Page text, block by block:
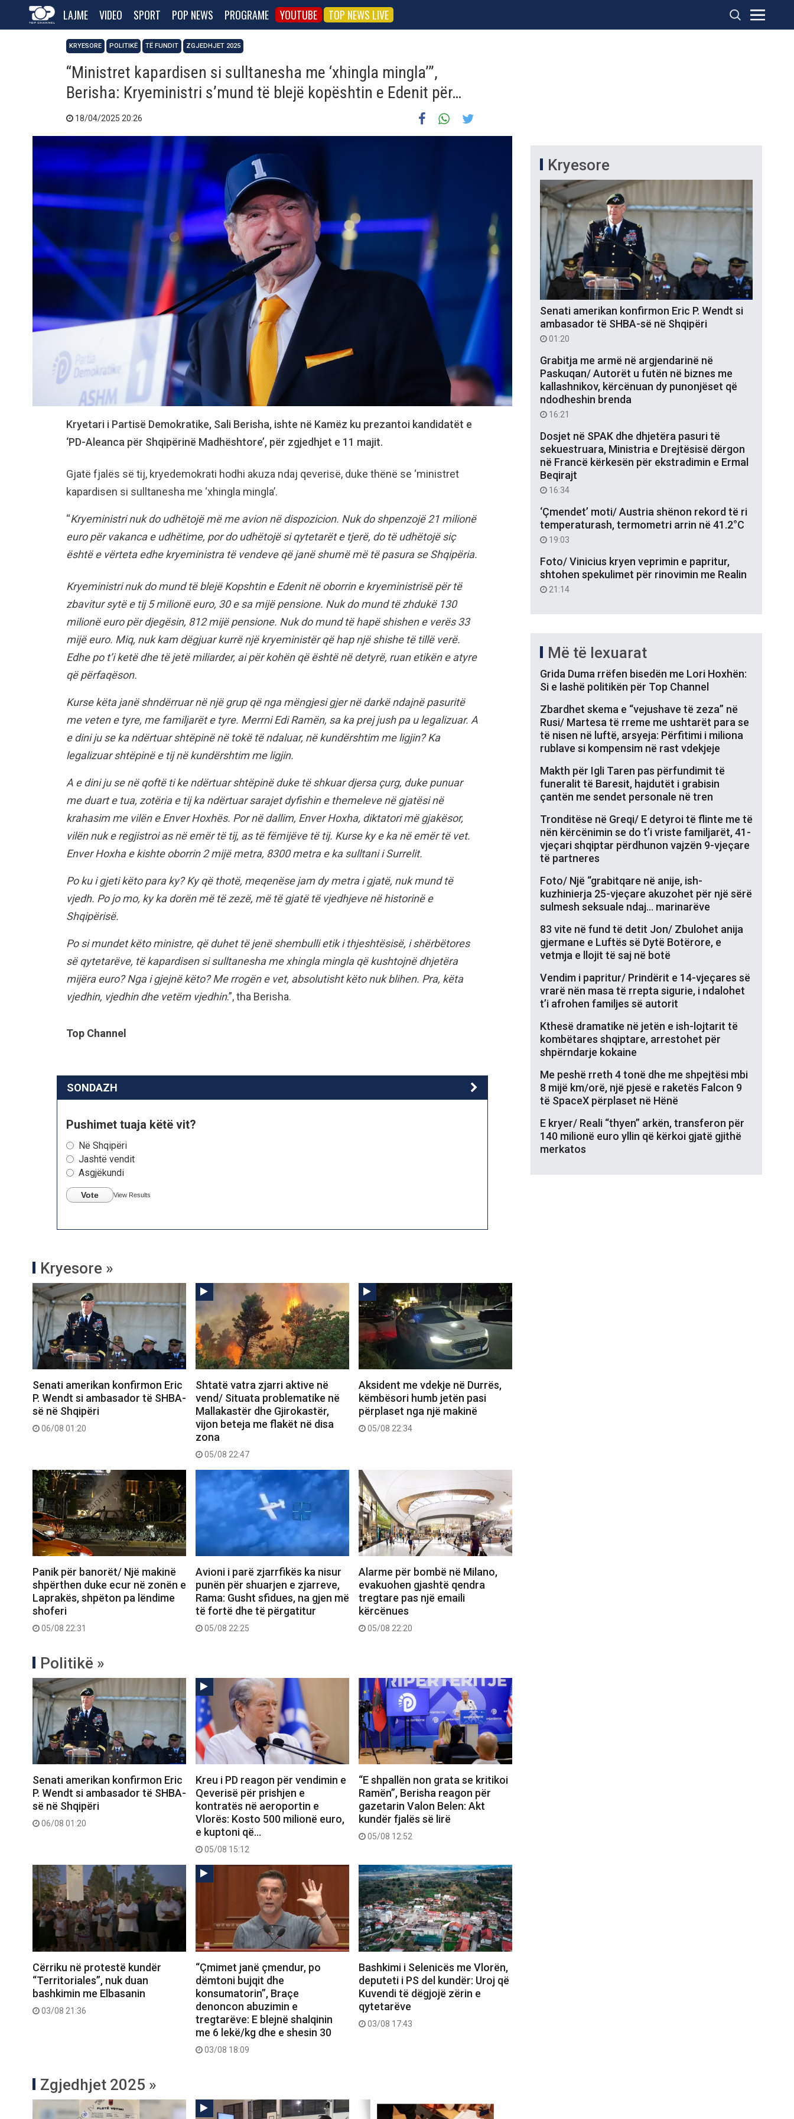
LAJME VIDEO SPORT POP NEWS PROGRAME YOUTUBE TOP NEWS LIVE
KRYESORE POLITIKË TË FUNDIT ZGJEDHJET 2025
“Ministret kapardisen si sulltanesha me ‘xhingla mingla’”,
Berisha: Kryeministri s’mund të blejë kopështin e Edenit për…
18/04/2025 20:26
Kryetari i Partisë Demokratike, Sali Berisha, ishte në Kamëz ku prezantoi kandidatët e
‘PD-Aleanca për Shqipërinë Madhështore’, për zgjedhjet e 11 majit.
Gjatë fjalës së tij, kryedemokrati hodhi akuza ndaj qeverisë, duke thënë se ‘ministret
kapardisen si sulltanesha me ‘xhingla mingla’.
“Kryeministri nuk do udhëtojë më me avion në dispozicion. Nuk do shpenzojë 21 milionë
euro për vakanca e udhëtime, por do udhëtojë si qytetarët e tjerë, do të udhëtojë siç
është e vërteta edhe kryeministra të vendeve që janë shumë më të pasura se Shqipëria.
Kryeministri nuk do mund të blejë Kopshtin e Edenit në oborrin e kryeministrisë për të
zbavitur sytë e tij 5 milionë euro, 30 e sa mijë pensione. Nuk do mund të zhdukë 130
milionë euro për djegësin, 812 mijë pensione. Nuk do mund të hapë shishen e verës 33
mijë euro. Miq, nuk kam dëgjuar kurrë një kryeministër që hap një shishe të tillë verë.
Edhe po t’i ketë dhe të jetë miliarder, ai për kohën që është në detyrë, ruan etikën e atyre
që përfaqëson.
Kurse këta janë shndërruar në një grup që nga mëngjesi gjer në darkë ndajnë pasuritë
me veten e tyre, me familjarët e tyre. Merrni Edi Ramën, sa ka prej jush pa u legalizuar. A
e dini ju se ka ndërtuar shtëpinë në tokë të ndaluar, në kundërshtim me ligjin? Ka
legalizuar shtëpinë e tij në kundërshtim me ligjin.
A e dini ju se në qoftë ti ke ndërtuar shtëpinë duke të shkuar djersa çurg, duke punuar
me duart e tua, zotëria e tij ka ndërtuar sarajet dyfishin e themeleve në gjatësi në
krahasim me vilën e Enver Hoxhës. Por në dallim, Enver Hoxha, diktatori më gjakësor,
vilën nuk e regjistroi as në emër të tij, as të fëmijëve të tij. Kurse ky e ka në emër të vet.
Enver Hoxha e kishte oborrin 2 mijë metra, 8300 metra e ka sulltani i Surrelit.
Po ku i gjeti këto para ky? Ky që thotë, meqenëse jam dy metra i gjatë, nuk mund të
vjedh. Po jo mo, ky ka dorën më të zezë, më të gjatë të vjedhjeve në historinë e
Shqipërisë.
Po si mundet këto ministre, që duhet të jenë shembulli etik i thjeshtësisë, i shërbëtores
së qytetarëve, të kapardisen si sulltanesha me xhingla mingla që kushtojnë dhjetëra
mijëra euro? Nga i gjejnë këto? Me rrogën e vet, absolutisht këto nuk blihen. Pra, këta
vjedhin, vjedhin dhe vetëm vjedhin.”, tha Berisha.
Top Channel
SONDAZH
Pushimet tuaja këtë vit?
Në Shqipëri
Jashtë vendit
Asgjëkundi
Vote View Results
Kryesore »
Senati amerikan konfirmon Eric
P. Wendt si ambasador të SHBA-
së në Shqipëri
06/08 01:20
Shtatë vatra zjarri aktive në
vend/ Situata problematike në
Mallakastër dhe Gjirokastër,
vijon beteja me flakët në disa
zona
05/08 22:47
Aksident me vdekje në Durrës,
këmbësori humb jetën pasi
përplaset nga një makinë
05/08 22:34
Panik për banorët/ Një makinë
shpërthen duke ecur në zonën e
Laprakës, shpëton pa lëndime
shoferi
05/08 22:31
Avioni i parë zjarrfikës ka nisur
punën për shuarjen e zjarreve,
Rama: Gusht sfidues, na gjen më
të fortë dhe të përgatitur
05/08 22:25
Alarme për bombë në Milano,
evakuohen gjashtë qendra
tregtare pas një emaili
kërcënues
05/08 22:20
Politikë »
Senati amerikan konfirmon Eric
P. Wendt si ambasador të SHBA-
së në Shqipëri
06/08 01:20
Kreu i PD reagon për vendimin e
Qeverisë për prishjen e
kontratës në aeroportin e
Vlorës: Kosto 500 milionë euro,
e kuptoni që…
05/08 15:12
“E shpallën non grata se kritikoi
Ramën”, Berisha reagon për
gazetarin Valon Belen: Akt
kundër fjalës së lirë
05/08 12:52
Cërriku në protestë kundër
“Territoriales”, nuk duan
bashkimin me Elbasanin
03/08 21:36
“Çmimet janë çmendur, po
dëmtoni bujqit dhe
konsumatorin”, Braçe
denoncon abuzimin e
tregtarëve: E blejnë shalqinin
me 6 lekë/kg dhe e shesin 30
03/08 18:09
Bashkimi i Selenicës me Vlorën,
deputeti i PS del kundër: Uroj që
Kuvendi të dëgjojë zërin e
qytetarëve
03/08 17:43
Zgjedhjet 2025 »
Kryesore
Senati amerikan konfirmon Eric P. Wendt si
ambasador të SHBA-së në Shqipëri
01:20
Grabitja me armë në argjendarinë në
Paskuqan/ Autorët u futën në biznes me
kallashnikov, kërcënuan dy punonjëset që
ndodheshin brenda
16:21
Dosjet në SPAK dhe dhjetëra pasuri të
sekuestruara, Ministria e Drejtësisë dërgon
në Francë kërkesën për ekstradimin e Ermal
Beqirajt
16:34
‘Çmendet’ moti/ Austria shënon rekord të ri
temperaturash, termometri arrin në 41.2°C
19:03
Foto/ Vinicius kryen veprimin e papritur,
shtohen spekulimet për rinovimin me Realin
21:14
Më të lexuarat
Grida Duma rrëfen bisedën me Lori Hoxhën:
Si e lashë politikën për Top Channel
Zbardhet skema e “vejushave të zeza” në
Rusi/ Martesa të rreme me ushtarët para se
të nisen në luftë, arsyeja: Përfitimi i miliona
rublave si kompensim në rast vdekjeje
Makth për Igli Taren pas përfundimit të
funeralit të Baresit, hajdutët i grabisin
çantën me sendet personale në tren
Tronditëse në Greqi/ E detyroi të flinte me të
nën kërcënimin se do t’i vriste familjarët, 41-
vjeçari shqiptar përdhunon vajzën 9-vjeçare
të partneres
Foto/ Një “grabitqare në anije, ish-
kuzhinierja 25-vjeçare akuzohet për një sërë
sulmesh seksuale ndaj… marinarëve
83 vite në fund të detit Jon/ Zbulohet anija
gjermane e Luftës së Dytë Botërore, e
vetmja e llojit të saj në botë
Vendim i papritur/ Prindërit e 14-vjeçares së
vrarë nën masa të rrepta sigurie, i ndalohet
t’i afrohen familjes së autorit
Kthesë dramatike në jetën e ish-lojtarit të
kombëtares shqiptare, arrestohet për
shpërndarje kokaine
Me peshë rreth 4 tonë dhe me shpejtësi mbi
8 mijë km/orë, një pjesë e raketës Falcon 9
të SpaceX përplaset në Hënë
E kryer/ Reali “thyen” arkën, transferon për
140 milionë euro yllin që kërkoi gjatë gjithë
merkatos